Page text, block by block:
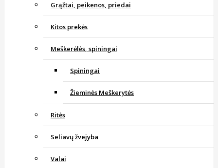
Grąžtai, peikenos, priedai
Kitos prekės
Meškerėlės, spiningai
Spiningai
Žieminės Meškerytės
Ritės
Seliavų žvejyba
Valai